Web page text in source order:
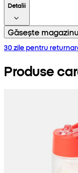
Detalii
Găsește
30 zile pentru
Produse